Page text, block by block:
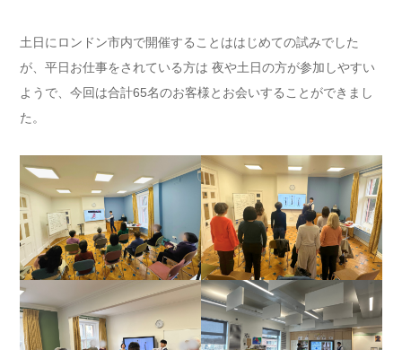
土日にロンドン市内で開催することははじめての試みでした
が、平日お仕事をされている方は 夜や土日の方が参加しやすい
ようで、今回は合計65名のお客様とお会いすることができまし
た。